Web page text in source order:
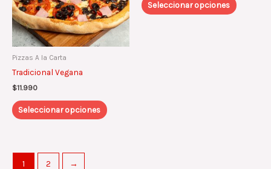
Pizzas A la Carta
Tradicional Vegana
$11.990
Seleccionar opciones
opciones
se
pueden
elegir
producto
Seleccionar opciones
opciones
1 2 →